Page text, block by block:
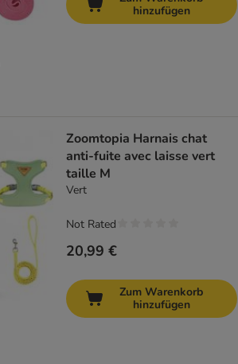
hinzufügen
Zoomtopia Harnais chat
anti-fuite avec laisse vert
taille M
Vert
20,99 €
Not Rated
Zum Warenkorb
hinzufügen